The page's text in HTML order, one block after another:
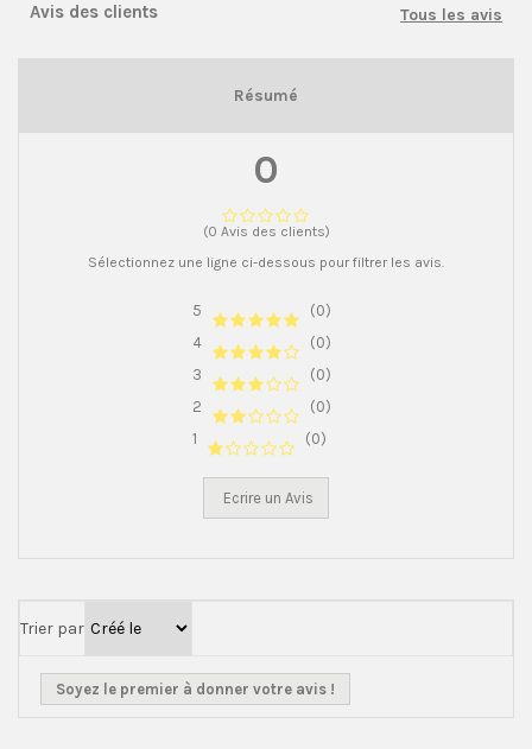
Avis des clients Tous les avis
Résumé
0
(0 Avis des clients)
Sélectionnez une ligne ci-dessous pour filtrer les avis.
5
(0)
4
(0)
3
(0)
2
(0)
1
(0)
Ecrire un Avis
Trier par
Soyez le premier à donner votre avis !